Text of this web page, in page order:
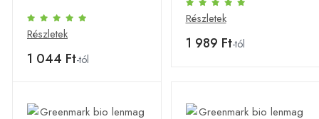
Részletek
1 044 Ft-tól
Részletek
1 989 Ft-tól